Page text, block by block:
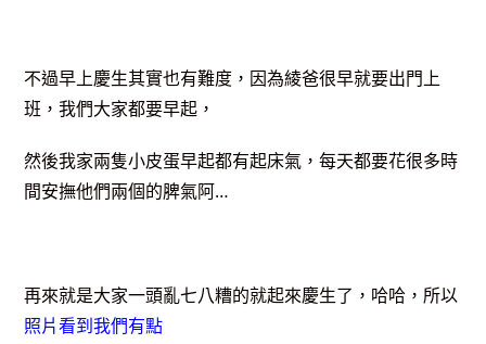
不過早上慶生其實也有難度，因為綾爸很早就要出門上
班，我們大家都要早起，
然後我家兩隻小皮蛋早起都有起床氣，每天都要花很多時
間安撫他們兩個的脾氣阿…
再來就是大家一頭亂七八糟的就起來慶生了，哈哈，所以
照片看到我們有點